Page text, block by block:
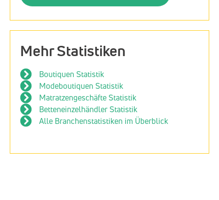
Mehr Statistiken
Boutiquen Statistik
Modeboutiquen Statistik
Matratzengeschäfte Statistik
Betteneinzelhändler Statistik
Alle Branchenstatistiken im Überblick